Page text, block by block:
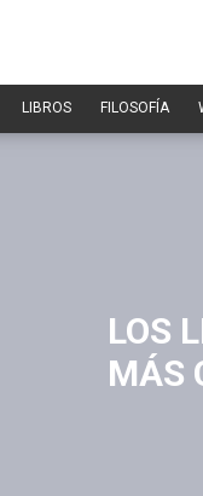
LIBROS FILOSOFÍA
LOS
MÁS